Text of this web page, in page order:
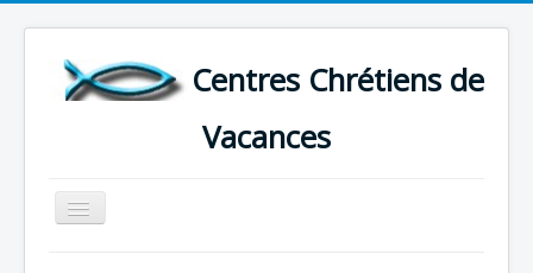
Centres Chrétiens de
Vacances
Basculer
la